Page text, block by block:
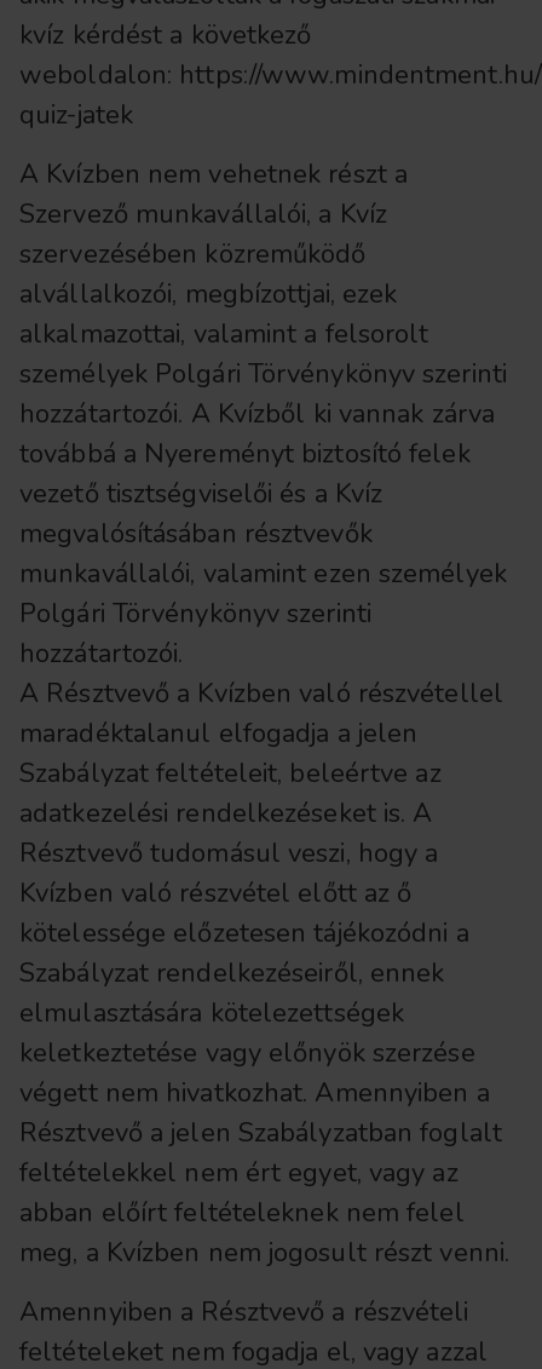
kvíz kérdést a következő
weboldalon: https://
quiz-jatek
A Kvízben nem vehetnek részt a
Szervező munkavállalói, a Kvíz
szervezésében közreműködő
alvállalkozói, megbízottjai, ezek
alkalmazottai, valamint a felsorolt
személyek Polgári Törvénykönyv szerinti
hozzátartozói. A Kvízből ki vannak zárva
továbbá a Nyereményt biztosító felek
vezető tisztségviselői és a Kvíz
megvalósításában résztvevők
munkavállalói, valamint ezen személyek
Polgári Törvénykönyv szerinti
hozzátartozói.
A Résztvevő a Kvízben való részvétellel
maradéktalanul elfogadja a jelen
Szabályzat feltételeit, beleértve az
adatkezelési rendelkezéseket is. A
Résztvevő tudomásul veszi, hogy a
Kvízben való részvétel előtt az ő
kötelessége előzetesen tájékozódni a
Szabályzat rendelkezéseiről, ennek
elmulasztására kötelezettségek
keletkeztetése vagy előnyök szerzése
végett nem hivatkozhat. Amennyiben a
Résztvevő a jelen Szabályzatban foglalt
feltételekkel nem ért egyet, vagy az
abban előírt feltételeknek nem felel
meg, a Kvízben nem jogosult részt venni.
Amennyiben a Résztvevő a részvételi
feltételeket nem fogadja el, vagy azzal